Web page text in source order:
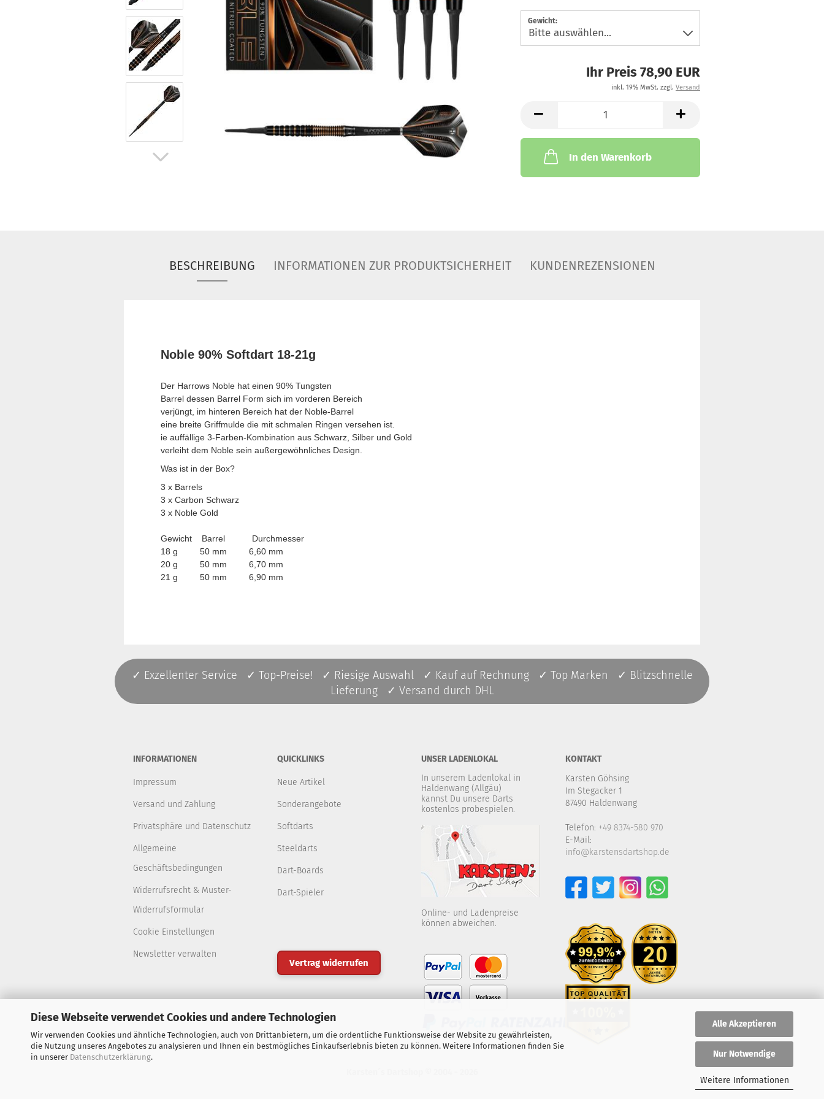
Diese Webseite verwendet Cookies und andere Technologien
Wir verwenden Cookies und ähnliche Technologien, auch von Drittanbietern, um die ordentliche Funktionsweise der Website zu gewährleisten,
die Nutzung unseres Angebotes zu analysieren und Ihnen ein bestmögliches Einkaufserlebnis bieten zu können. Weitere Informationen finden Sie
in unserer Datenschutzerklärung.
Alle Akzeptieren
Nur Notwendige
Weitere Informationen
Gewicht:
Ihr Preis 78,90 EUR
inkl. 19% MwSt. zzgl. Versand
In den Warenkorb
BESCHREIBUNG INFORMATIONEN ZUR PRODUKTSICHERHEIT KUNDENREZENSIONEN
Noble 90% Softdart 18-21g
Der Harrows Noble hat einen 90% Tungsten
Barrel dessen Barrel Form sich im vorderen Bereich
verjüngt, im hinteren Bereich hat der Noble-Barrel
eine breite Griffmulde die mit schmalen Ringen versehen ist.
ie auffällige 3-Farben-Kombination aus Schwarz, Silber und Gold
verleiht dem Noble sein außergewöhnliches Design.
Was ist in der Box?
3 x Barrels
3 x Carbon Schwarz
3 x Noble Gold
Gewicht Barrel Durchmesser
18 g 50 mm 6,60 mm
20 g 50 mm 6,70 mm
21 g 50 mm 6,90 mm
✓ Exzellenter Service ✓ Top-Preise! ✓ Riesige Auswahl ✓ Kauf auf Rechnung ✓ Top Marken ✓ Blitzschnelle
Lieferung ✓ Versand durch DHL
INFORMATIONEN
Impressum
Versand und Zahlung
Privatsphäre und Datenschutz
Allgemeine
Geschäftsbedingungen
Widerrufsrecht & Muster-
Widerrufsformular
Cookie Einstellungen
Newsletter verwalten
QUICKLINKS
Neue Artikel
Sonderangebote
Softdarts
Steeldarts
Dart-Boards
Dart-Spieler
Vertrag widerrufen
UNSER LADENLOKAL
In unserem Ladenlokal in
Haldenwang (Allgäu)
kannst Du unsere Darts
kostenlos probespielen.
Online- und Ladenpreise
können abweichen.
KONTAKT
Karsten Göhsing
Im Stegacker 1
87490 Haldenwang
Telefon: +49 8374-580 970
E-Mail:
info@karstensdartshop.de